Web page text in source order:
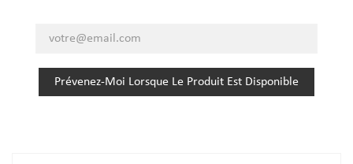
Prévenez-Moi Lorsque Le Produit Est Disponible